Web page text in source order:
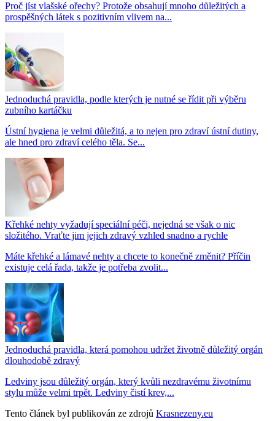
Proč jíst vlašské ořechy? Protože obsahují mnoho důležitých a
prospěšných látek s pozitivním vlivem na...
Jednoduchá pravidla, podle kterých je nutné se řídit při výběru
zubního kartáčku
Ústní hygiena je velmi důležitá, a to nejen pro zdraví ústní dutiny,
ale hned pro zdraví celého těla. Se...
Křehké nehty vyžadují speciální péči, nejedná se však o nic
složitého. Vraťte jim jejich zdravý vzhled snadno a rychle
Máte křehké a lámavé nehty a chcete to konečně změnit? Příčin
existuje celá řada, takže je potřeba zvolit...
Jednoduchá pravidla, která pomohou udržet životně důležitý orgán
dlouhodobě zdravý
Ledviny jsou důležitý orgán, který kvůli nezdravému životnímu
stylu může velmi trpět. Ledviny čistí krev,...
Tento článek byl publikován ze zdrojů Krasnezeny.eu